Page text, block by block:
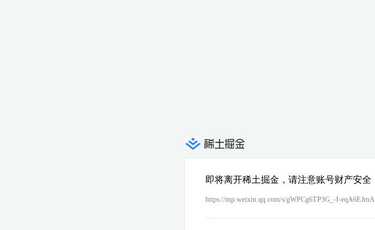
即将离开稀土掘金，请注意账号财产安全
https://mp.weixin.qq.com/s/gWPCg6TP3G_-I-eqA6EJmA